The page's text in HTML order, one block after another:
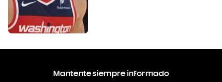
Mantente siempre informado